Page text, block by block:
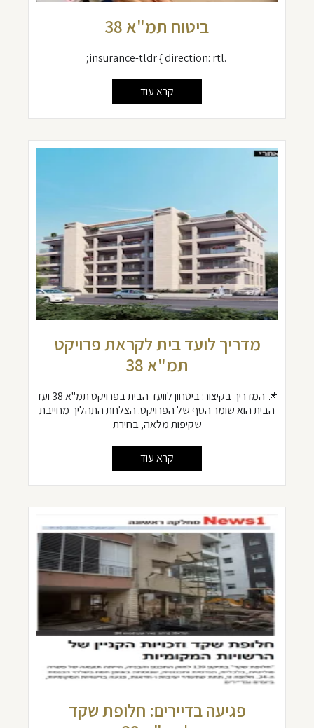
ביטוח תמ"א 38
.insurance-tldr { direction: rtl;
קרא עוד
מדריך לועד בית לקראת פרויקט
תמ"א 38
📌 המדריך בקיצור: ביטחון לוועד הבית בפרויקט תמ"א 38 ועד
הבית הוא שומר הסף של הפרויקט. הצלחת התהליך מחייבת
שקיפות מלאה, בחירת
קרא עוד
פגיעה בדיירים: חלופת שקד